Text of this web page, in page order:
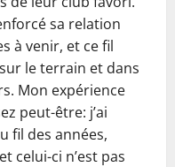
sa relation
à venir, et ce fil
le terrain et dans
Mon expérience
peut-être: j’ai
fil des années,
celui-ci n’est pas